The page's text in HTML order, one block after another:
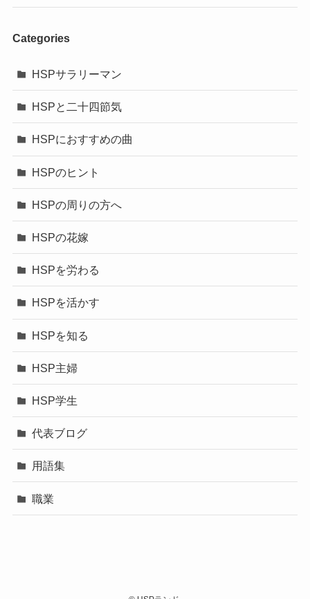
Categories
HSPサラリーマン
HSPと二十四節気
HSPにおすすめの曲
HSPのヒント
HSPの周りの方へ
HSPの花嫁
HSPを労わる
HSPを活かす
HSPを知る
HSP主婦
HSP学生
代表ブログ
用語集
職業